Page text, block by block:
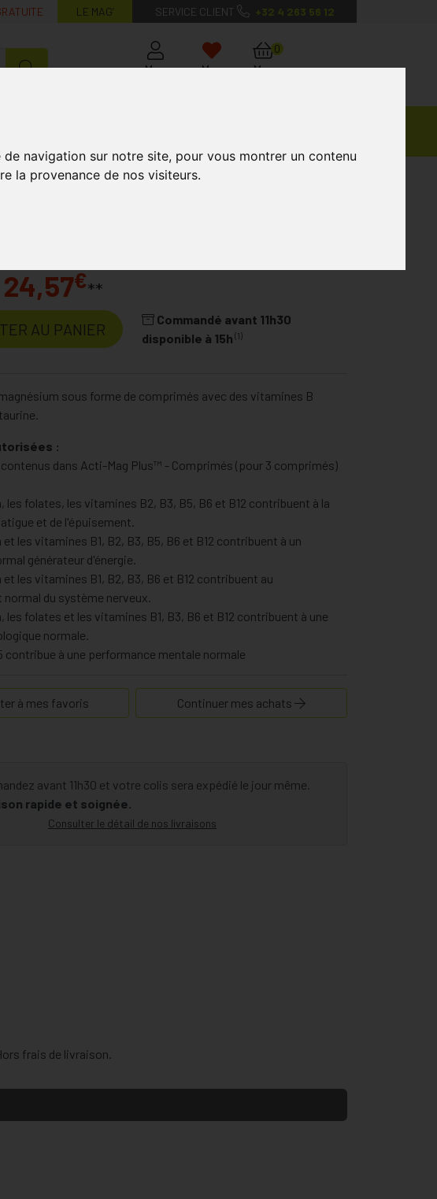
navigation sur notre site, pour vous montrer un contenu
la provenance de nos visiteurs.
LE MAG’ SERVICE CLIENT +32 4 263 56 12
Mon
Mes
Mon
0
60
24,57€**
AU PANIER
Commandé avant 11h30
disponible à 15h (1)
sous forme de comprimés avec des vitamines B
:
dans Acti-Mag Plus™ - Comprimés (pour 3 comprimés)
les folates, les vitamines B2, B3, B5, B6 et B12 contribuent à la
et de l'épuisement.
les vitamines B1, B2, B3, B5, B6 et B12 contribuent à un
générateur d'énergie.
les vitamines B1, B2, B3, B6 et B12 contribuent au
du système nerveux.
les folates et les vitamines B1, B3, B6 et B12 contribuent à une
normale.
contribue à une performance mentale normale
contribue au maintien d'une ossature et d'une dentition normales
vitamines B6 et B12 contribuent au fonctionnement normal du
à mes favoris Continuer mes achats
avant 11h30 et votre colis sera expédié le jour même.
rapide et soignée.
Consulter le détail de nos livraisons
frais de livraison.